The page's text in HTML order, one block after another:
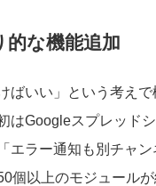
的な機能追加
ばいい」という考え
はGoogleスプレッド
エラー通知も別チャ
個以上のモジュール